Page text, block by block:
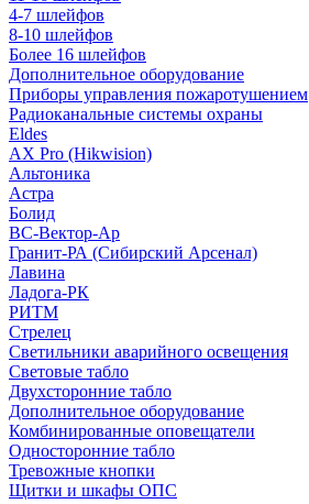
4-7 шлейфов
8-10 шлейфов
Более 16 шлейфов
Дополнительное оборудование
Приборы управления пожаротушением
Радиоканальные системы охраны
Eldes
AX Pro (Hikwision)
Альтоника
Астра
Болид
ВС-Вектор-Ар
Гранит-РА (Сибирский Арсенал)
Лавина
Ладога-РК
РИТМ
Стрелец
Светильники аварийного освещения
Световые табло
Двухсторонние табло
Дополнительное оборудование
Комбинированные оповещатели
Односторонние табло
Тревожные кнопки
Щитки и шкафы ОПС